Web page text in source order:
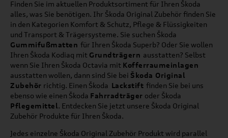
Finden Sie im aktuellen Produktsortiment für Ihren Škoda
alles, was Sie benötigen. Ihr Škoda Original Zubehör finden Sie
in den Kategorien Komfort & Schutz, Pflege & Flüssigkeiten
und Transport & Trägersysteme. Sie suchen Škoda
Gummifußmatten für Ihren Škoda Superb? Oder Sie wollen
Ihren Škoda Kodiaq mit Grundträgern ausstatten? Selbst
wenn Sie Ihren Škoda Octavia mit Kofferraumeinlagen
ausstatten wollen, dann sind Sie bei Škoda Original
Zubehör richtig. Einen Škoda Lackstift finden Sie bei uns
ebenso wie einen Škoda Fahrradträger oder Škoda
Pflegemittel. Entdecken Sie jetzt unsere Škoda Original
Zubehör Produkte für Ihren Škoda.
Jedes einzelne Škoda Original Zubehör Produkt wird parallel